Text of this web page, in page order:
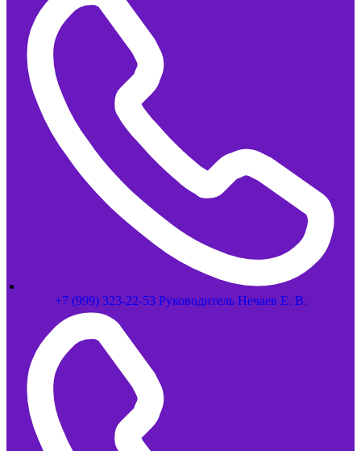
+7 (999) 323-22-53 Руководитель Нечаев Е. В.